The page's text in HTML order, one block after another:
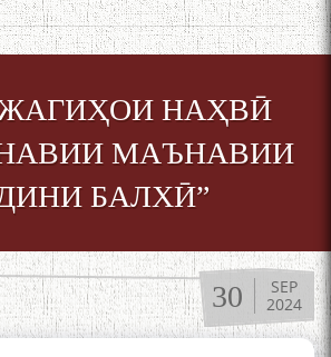
НАҲВӢ
МАЪНАВИИ
БАЛХӢ”
30
SEP
2024